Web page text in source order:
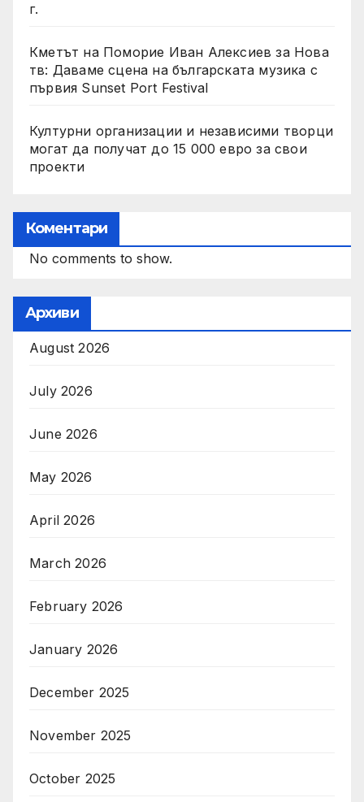
г.
Кметът на Поморие Иван Алексиев за Нова
тв: Даваме сцена на българската музика с
първия Sunset Port Festival
Културни организации и независими творци
могат да получат до 15 000 евро за свои
проекти
Коментари
No comments to show.
Архиви
August 2026
July 2026
June 2026
May 2026
April 2026
March 2026
February 2026
January 2026
December 2025
November 2025
October 2025